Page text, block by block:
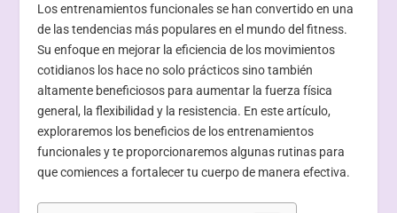
Los entrenamientos funcionales se han convertido en una
de las tendencias más populares en el mundo del fitness.
Su enfoque en mejorar la eficiencia de los movimientos
cotidianos los hace no solo prácticos sino también
altamente beneficiosos para aumentar la fuerza física
general, la flexibilidad y la resistencia. En este artículo,
exploraremos los beneficios de los entrenamientos
funcionales y te proporcionaremos algunas rutinas para
que comiences a fortalecer tu cuerpo de manera efectiva.